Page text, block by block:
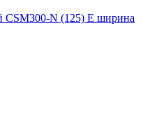
CSM300-N (125) E ширина